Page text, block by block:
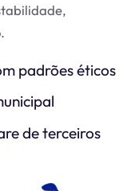
padrões éticos
de terceiros